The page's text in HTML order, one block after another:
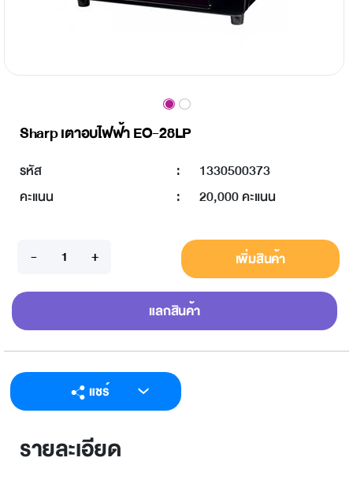
Sharp เตาอบไฟฟ้า EO-28LP
รหัส :
1330500373
คะแนน
: 20,000 คะแนน
เพิ่มสินค้า
แลกสินค้า
แชร์
Facebook
รายละเอียด